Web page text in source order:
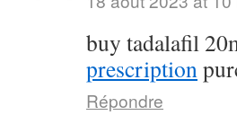
buy tadalafil
prescription
Répondre